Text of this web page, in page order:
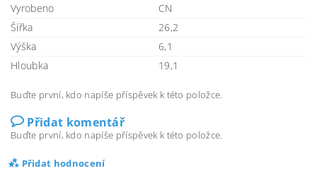
Vyrobeno
CN
Šířka
26,2
Výška
6,1
Hloubka
19,1
Buďte první, kdo napíše příspěvek k této položce.
Přidat komentář
Buďte první, kdo napíše příspěvek k této položce.
Přidat hodnocení